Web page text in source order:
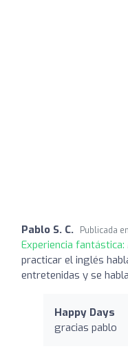
Pablo S. C. Publicada en
Experiencia fantástica:
practicar el inglés
entretenidas y se
Happy Days
gracias pablo